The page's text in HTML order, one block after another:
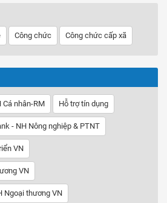
Công chức Công chức cấp xã
Cá nhân-RM Hỗ trợ tín dụng
- NH Nông nghiệp & PTNT
VN
VN
Ngoại thương VN